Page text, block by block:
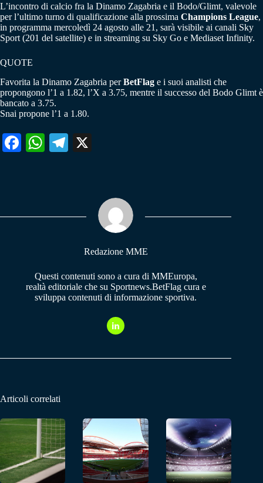
L’incontro di calcio fra la Dinamo Zagabria e il Bodo/Glimt, valevole
per l’ultimo turno di qualificazione alla prossima Champions League,
in programma mercoledì 24 agosto alle 21, sarà visibile ai canali Sky
Sport (201 del satellite) e in streaming su Sky Go e Mediaset Infinity.
QUOTE
Favorita la Dinamo Zagabria perBetFlag e i suoi analisti che
propongono l’1 a 1.82, l’X a 3.75, mentre il successo del Bodo Glimt è
bancato a 3.75.
Snai propone l’1 a 1.80.
Fa W
pp
Te
m
Redazione MME
Questi contenuti sono a cura di MMEuropa,
realtà editoriale che su Sportnews.BetFlag cura e
sviluppa contenuti di informazione sportiva.
Articoli correlati